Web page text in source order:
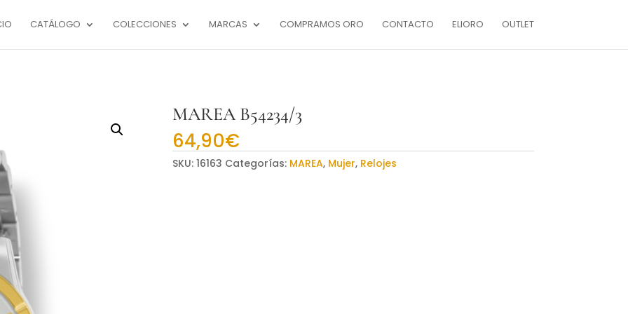
CATÁLOGO COLECCIONES MARCAS COMPRAMOS ORO CONTACTO ELIORO OUTLET
MAREA B54234/3
64,90€
SKU: 16163 Categorías: MAREA, Mujer, Relojes